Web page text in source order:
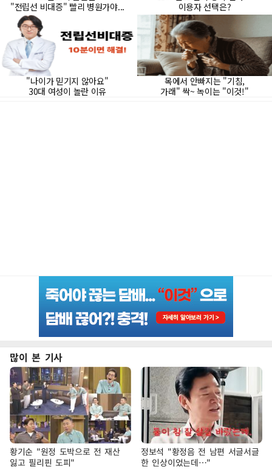
많이 본 기사
황기순 "원정 도박으로 전 재산
잃고 필리핀 도피"
정보석 "황정음 전 남편 서글서글
한 인상이었는데…"